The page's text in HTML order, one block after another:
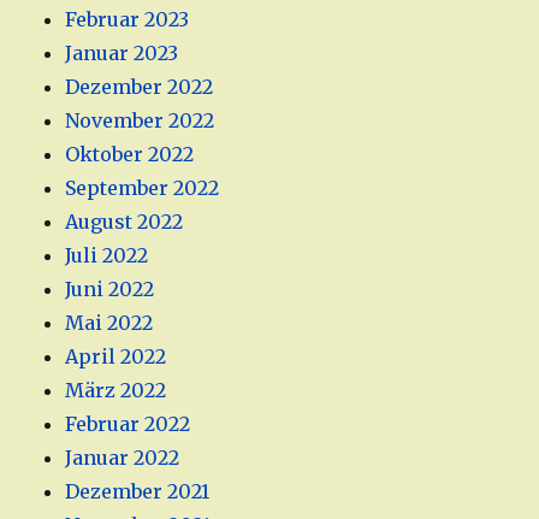
Februar 2023
Januar 2023
Dezember 2022
November 2022
Oktober 2022
September 2022
August 2022
Juli 2022
Juni 2022
Mai 2022
April 2022
März 2022
Februar 2022
Januar 2022
Dezember 2021